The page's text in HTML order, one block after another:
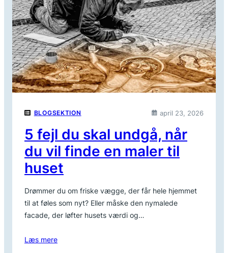
BLOGSEKTION april 23, 2026
5 fejl du skal undgå, når
du vil finde en maler til
huset
Drømmer du om friske vægge, der får hele hjemmet
til at føles som nyt? Eller måske den nymalede
facade, der løfter husets værdi og…
Læs mere